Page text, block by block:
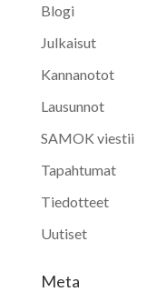
Blogi
Julkaisut
Kannanotot
Lausunnot
SAMOK viestii
Tapahtumat
Tiedotteet
Uutiset
Meta